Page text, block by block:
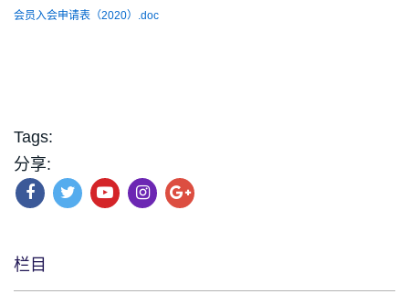
会员入会申请表（2020）.doc
Tags:
分享:
栏目